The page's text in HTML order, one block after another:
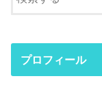
プロフィール